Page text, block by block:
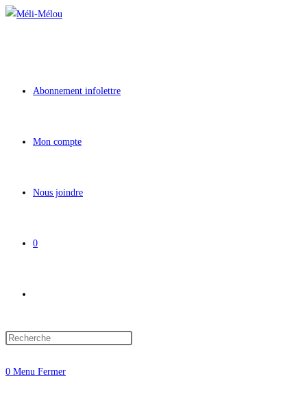
Aller
Abonnement infolettre
Mon compte
Nous joindre
0
website
0 Menu Fermer